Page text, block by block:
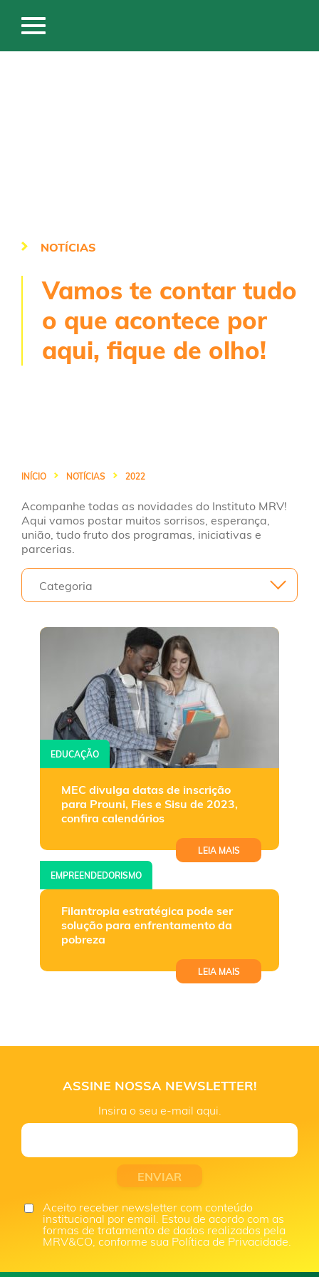
NOTÍCIAS
Vamos te contar tudo
o que acontece por
aqui, fique de olho!
INÍCIO NOTÍCIAS 2022
Acompanhe todas as novidades do Instituto MRV!
Aqui vamos postar muitos sorrisos, esperança,
união, tudo fruto dos programas, iniciativas e
parcerias.
Categoria
EDUCAÇÃO
MEC divulga datas de inscrição
para Prouni, Fies e Sisu de 2023,
confira calendários
LEIA MAIS
EMPREENDEDORISMO
Filantropia estratégica pode ser
solução para enfrentamento da
pobreza
LEIA MAIS
ASSINE NOSSA NEWSLETTER!
Insira o seu e-mail aqui.
Aceito receber newsletter com conteúdo
institucional por email. Estou de acordo com as
formas de tratamento de dados realizados pela
MRV&CO, conforme sua Política de Privacidade.